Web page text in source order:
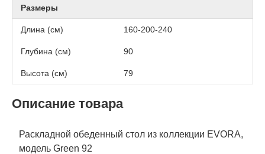
Размеры
Длина (см) 160-200-240
Глубина (см) 90
Высота (см) 79
Описание товара
Раскладной обеденный стол из коллекции EVORA,
модель Green 92